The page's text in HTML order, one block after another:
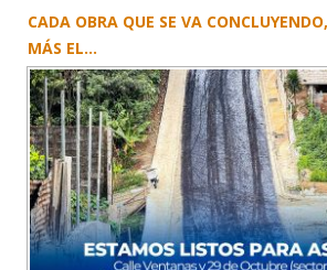
CADA OBRA QUE SE VA
MÁS EL...